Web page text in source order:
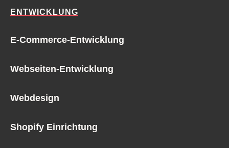
ENTWICKLUNG
E-Commerce-Entwicklung
Webseiten-Entwicklung
Webdesign
Shopify Einrichtung